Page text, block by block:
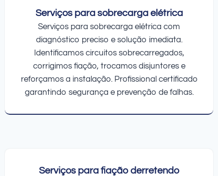
Serviços para sobrecarga elétrica
Serviços para sobrecarga elétrica com
diagnóstico preciso e solução imediata.
Identificamos circuitos sobrecarregados,
corrigimos fiação, trocamos disjuntores e
reforçamos a instalação. Profissional certificado
garantindo segurança e prevenção de falhas.
Serviços para fiação derretendo